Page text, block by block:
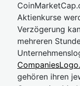
Aktienkurse
Verzögerung
mehreren
gehören ihren